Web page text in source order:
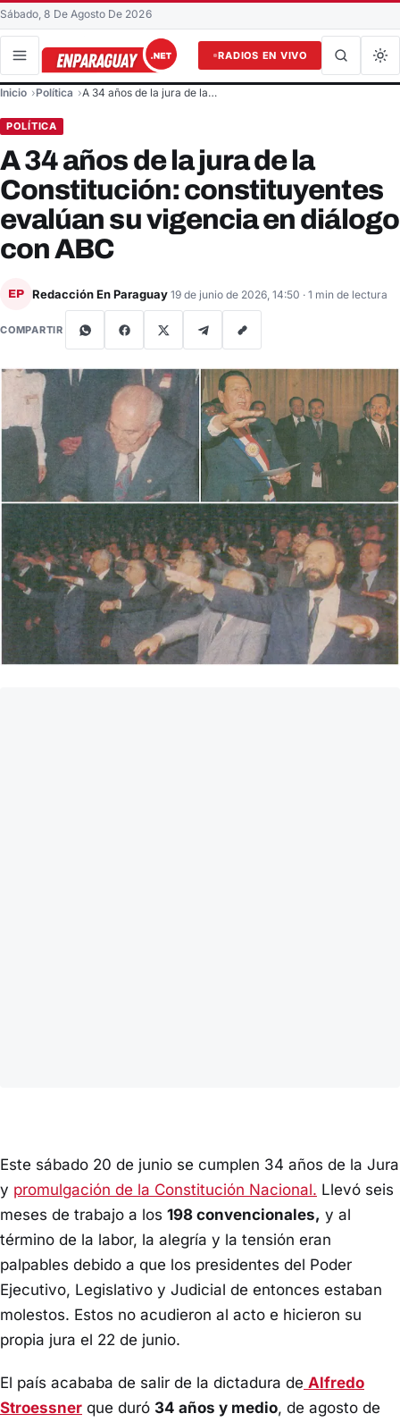
Sábado, 8 De Agosto De 2026
RADIOS EN VIVO
Buscar en el sitio
Inicio Política A 34 años de la jura de la…
POLÍTICA
A 34 años de la jura de la
Constitución: constituyentes
evalúan su vigencia en diálogo
con ABC
EP Redacción En Paraguay 19 de junio de 2026, 14:50 · 1 min de lectura
COMPARTIR
Este sábado 20 de junio se cumplen 34 años de la Jura
y promulgación de la Constitución Nacional. Llevó seis
meses de trabajo a los 198 convencionales, y al
término de la labor, la alegría y la tensión eran
palpables debido a que los presidentes del Poder
Ejecutivo, Legislativo y Judicial de entonces estaban
molestos. Estos no acudieron al acto e hicieron su
propia jura el 22 de junio.
El país acababa de salir de la dictadura de Alfredo
Stroessner que duró 34 años y medio, de agosto de